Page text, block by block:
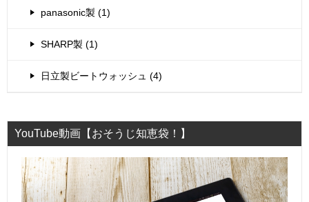
panasonic製 (1)
SHARP製 (1)
日立製ビートウォッシュ (4)
YouTube動画【おそうじ知恵袋！】